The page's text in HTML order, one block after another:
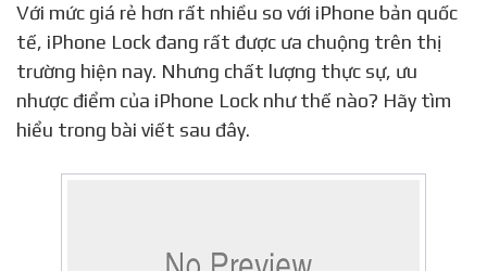
Với mức giá rẻ hơn rất nhiều so với iPhone bản quốc
tế, iPhone Lock đang rất được ưa chuộng trên thị
trường hiện nay. Nhưng chất lượng thực sự, ưu
nhược điểm của iPhone Lock như thế nào? Hãy tìm
hiểu trong bài viết sau đây.